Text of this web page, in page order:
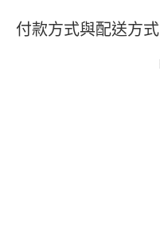
付款方式與配送方式